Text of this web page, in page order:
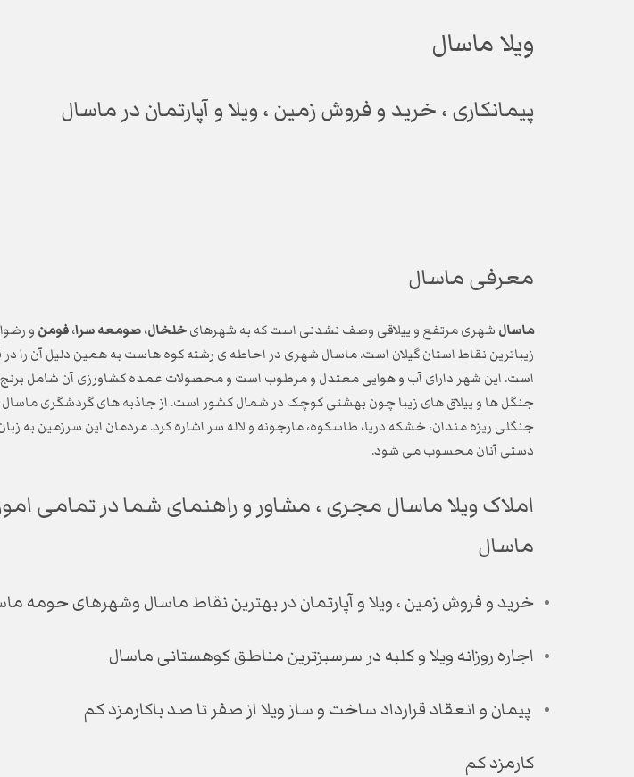
ویلا ماسال
پیمانکاری ، خرید و فروش زمین ، ویلا و آپارتمان در ماسال
معرفی ماسال
ماسال شهری مرتفع و ییلاقی وصف نشدنی است که به شهرهایخلخال،صومعه سرا،فومن و
زیباترین نقاط استان گیلان است. ماسال شهری در احاطه ی رشته کوه هاست به همین دلیل آن را
است. این شهر دارای آب و هوایی معتدل و مرطوب است و محصولات عمده کشاورزی آن شامل برنج،
جنگل ها و ییلاق های زیبا چون بهشتی کوچک در شمال کشور است. از جاذبه های گردشگری
جنگلی ریزه مندان، خشکه دریا، طاسکوه، مارجونه و لاله سر اشاره کرد. مردمان این سرزمین
دستی آنان محسوب می شود.
املاک ویلا ماسال مجری ، مشاور و راهنمای شما در تمامی امور
ماسال
خرید و فروش زمین ، ویلا و آپارتمان در بهترین نقاط ماسال وشهرهای حومه
اجاره روزانه ویلا و کلبه در سرسبزترین مناطق کوهستانی ماسال
پیمان و انعقاد قرارداد ساخت و ساز ویلا از صفر تا صد باکارمزد کم
کارمزد کم